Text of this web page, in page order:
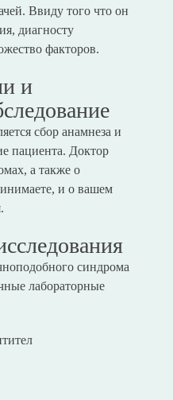
Ввиду того что он
диагносту
факторов.
и
сбор анамнеза и
пациента. Доктор
а также о
и о вашем
синдрома
лабораторные